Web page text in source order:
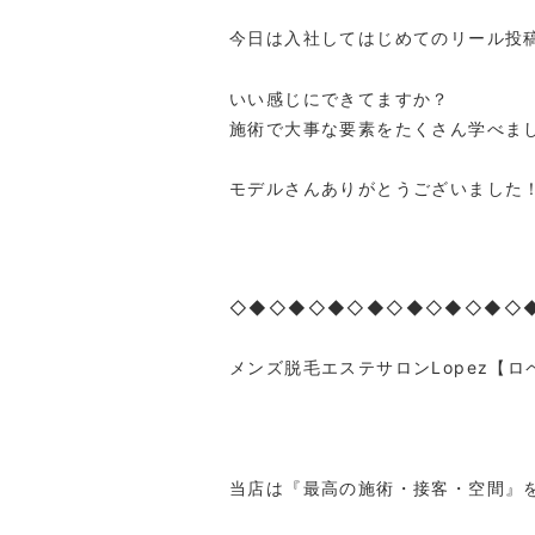
今日は入社してはじめてのリール投
いい感じにできてますか？
施術で大事な要素をたくさん学べま
モデルさんありがとうございました！
メンズ脱毛エステサロンLopez 【ロ
当店は『最高の施術・接客・空間』